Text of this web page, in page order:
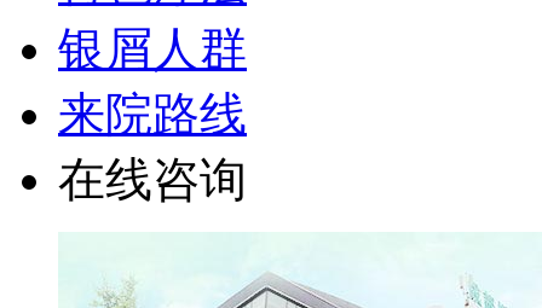
银屑人群
来院路线
在线咨询